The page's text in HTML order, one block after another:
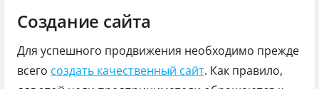
Создание сайта
Для успешного продвижения необходимо прежде
всего создать качественный сайт. Как правило,